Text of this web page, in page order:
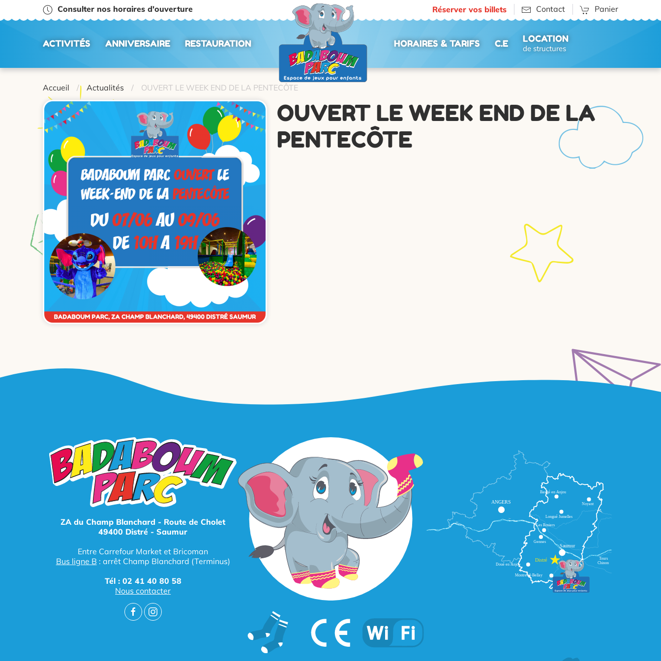
Consulter nos horaires d'ouverture Réserver vos billets Contact Panier
ACTIVITÉS ANNIVERSAIRE RESTAURATION HORAIRES & TARIFS C.E LOCATION
de structures
Accueil Actualités OUVERT LE WEEK END DE LA PENTECÔTE
OUVERT LE WEEK END DE LA
PENTECÔTE
ZA du Champ Blanchard - Route de Cholet
49400 Distré - Saumur
Entre Carrefour Market et Bricoman
Bus ligne B : arrêt Champ Blanchard (Terminus)
Tél : 02 41 40 80 58
Nous contacter